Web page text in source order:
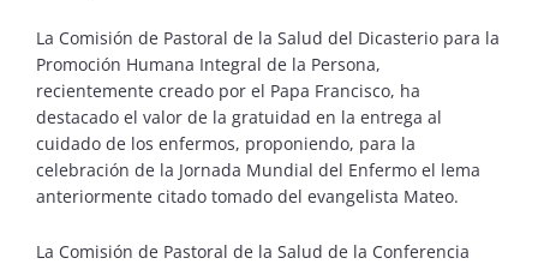
La Comisión de Pastoral de la Salud del Dicasterio para la
Promoción Humana Integral de la Persona,
recientemente creado por el Papa Francisco, ha
destacado el valor de la gratuidad en la entrega al
cuidado de los enfermos, proponiendo, para la
celebración de la Jornada Mundial del Enfermo el lema
anteriormente citado tomado del evangelista Mateo.
La Comisión de Pastoral de la Salud de la Conferencia